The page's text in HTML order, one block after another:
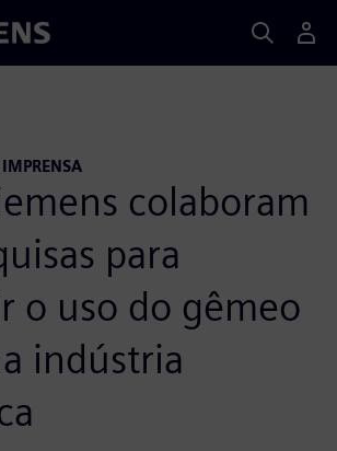
colaboram
para
o uso do gêmeo
indústria